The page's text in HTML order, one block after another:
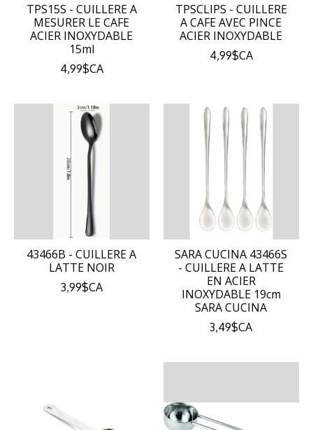
TPS15S - CUILLERE A
MESURER LE CAFE
ACIER INOXYDABLE
15ml
4,99$CA
TPSCLIPS - CUILLERE
A CAFE AVEC PINCE
ACIER INOXYDABLE
4,99$CA
43466B - CUILLERE A
LATTE NOIR
3,99$CA
SARA CUCINA 43466S
- CUILLERE A LATTE
EN ACIER
INOXYDABLE 19cm
SARA CUCINA
3,49$CA